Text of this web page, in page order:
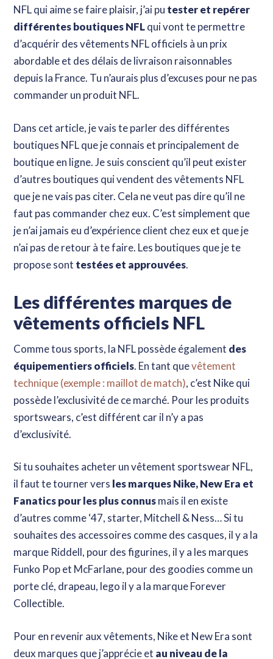
NFL qui aime se faire plaisir, j’ai pu tester et repérer
différentes boutiques NFLqui vont te permettre
d’acquérir des vêtements NFL officiels à un prix
abordable et des délais de livraison raisonnables
depuis la France. Tu n’aurais plus d’excuses pour ne pas
commander un produit NFL.
Dans cet article, je vais te parler des différentes
boutiques NFL que je connais et principalement de
boutique en ligne. Je suis conscient qu’il peut exister
d’autres boutiques qui vendent des vêtements NFL
que je ne vais pas citer. Cela ne veut pas dire qu’il ne
faut pas commander chez eux. C’est simplement que
je n’ai jamais eu d’expérience client chez eux et que je
n’ai pas de retour à te faire. Les boutiques que je te
propose sont testées et approuvées.
Les différentes marques de
vêtements officiels NFL
Comme tous sports, la NFL possède également des
équipementiers officiels. En tant quevêtement
technique (exemple : maillot de match), c’est Nike qui
possède l’exclusivité de ce marché. Pour les produits
sportswears, c’est différent car il n’y a pas
d’exclusivité.
Si tu souhaites acheter un vêtement sportswear NFL,
il faut te tourner vers les marques Nike, New Era et
Fanatics pour les plus connusmais il en existe
d’autres comme ‘47, starter, Mitchell & Ness… Si tu
souhaites des accessoires comme des casques, il y a la
marque Riddell, pour des figurines, il y a les marques
Funko Pop et McFarlane, pour des goodies comme un
porte clé, drapeau, lego il y a la marque Forever
Collectible.
Pour en revenir aux vêtements, Nike et New Era sont
deux marques que j’apprécie et au niveau de la